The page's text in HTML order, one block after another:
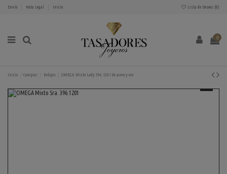
Envío Nota Legal Inicio Lista de Deseos (0)
0
Inicio Comprar Relojes OMEGA Mixto Lady 396.1201 de acero y oro